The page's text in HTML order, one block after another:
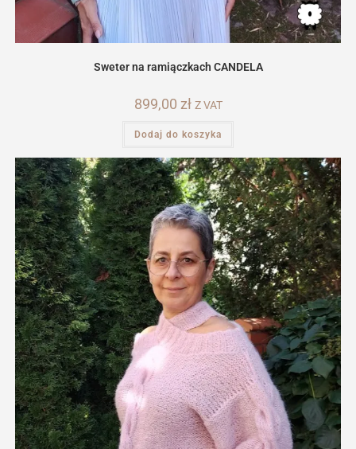
Sweter na ramiączkach CANDELA
899,00 zł Z VAT
Dodaj do koszyka